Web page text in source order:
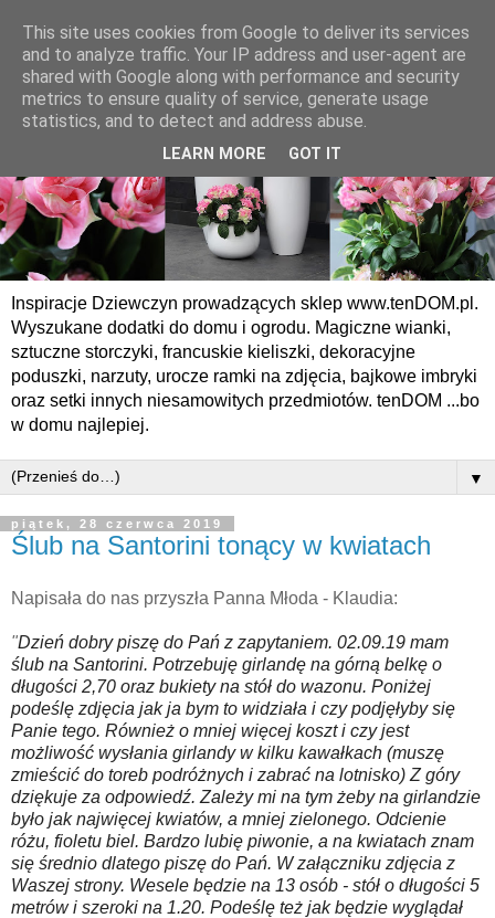
Inspiracje Dziewczyn prowadzących sklep www.tenDOM.pl.
Wyszukane dodatki do domu i ogrodu. Magiczne wianki,
sztuczne storczyki, francuskie kieliszki, dekoracyjne
poduszki, narzuty, urocze ramki na zdjęcia, bajkowe imbryki
oraz setki innych niesamowitych przedmiotów. tenDOM ...bo
w domu najlepiej.
▼
piątek, 28 czerwca 2019
Ślub na Santorini tonący w kwiatach
Napisała do nas przyszła Panna Młoda - Klaudia:
"Dzień dobry piszę do Pań z zapytaniem. 02.09.19 mam
ślub na Santorini. Potrzebuję girlandę na górną belkę o
długości 2,70 oraz bukiety na stół do wazonu. Poniżej
podeślę zdjęcia jak ja bym to widziała i czy podjęłyby się
Panie tego. Również o mniej więcej koszt i czy jest
możliwość wysłania girlandy w kilku kawałkach (muszę
zmieścić do toreb podróżnych i zabrać na lotnisko) Z góry
dziękuje za odpowiedź. Zależy mi na tym żeby na girlandzie
było jaknajwięcej kwiatów, a mniej zielonego. Odcienie
różu, fioletu biel. Bardzo lubię piwonie, a na kwiatach znam
się średnio dlatego piszę do Pań. W załączniku zdjęcia z
Waszej strony. Wesele będzie na 13 osób - stół o długości 5
metrów i szeroki na 1.20. Podeślę też jak będzie wyglądał
This site uses cookies from Google to deliver its services
and to analyze traffic. Your IP address and user-agent are
shared with Google along with performance and security
metrics to ensure quality of service, generate usage
statistics, and to detect and address abuse.
LEARN MORE GOT IT